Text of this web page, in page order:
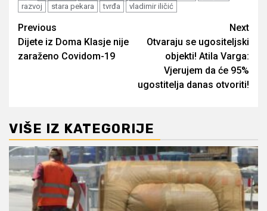
razvoj
stara pekara tvrđa vladimir iličić
Post
navigation
Previous
Dijete iz Doma Klasje nije
zaraženo Covidom-19
Next
Otvaraju se ugositeljski
objekti! Atila Varga:
Vjerujem da će 95%
ugostitelja danas otvoriti!
VIŠE IZ KATEGORIJE